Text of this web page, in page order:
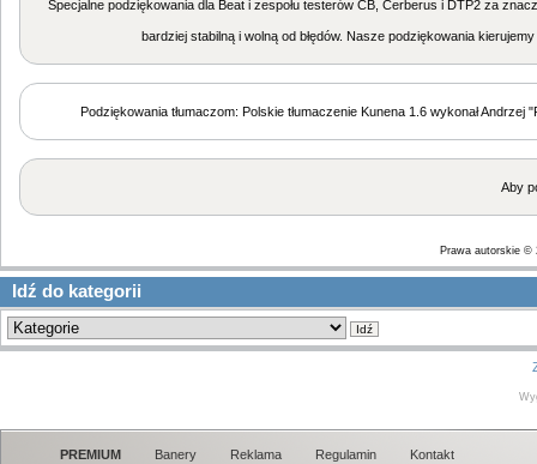
Specjalne podziękowania dla Beat i zespołu testerów CB, Cerberus i DTP2 za
bardziej stabilną i wolną od błędów. Nasze podziękowania
Podziękowania tłumaczom: Polskie tłumaczenie Kunena 1.6 wykonał
Aby
Prawa autorskie ©
Idź do kategorii
PREMIUM Banery Reklama Regulamin Kontakt